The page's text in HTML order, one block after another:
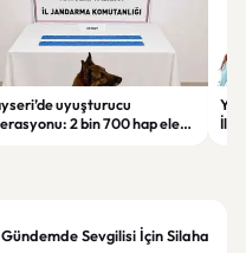
uyuşturucu
2 bin 700 hap ele
Sevgilisi İçin Silaha